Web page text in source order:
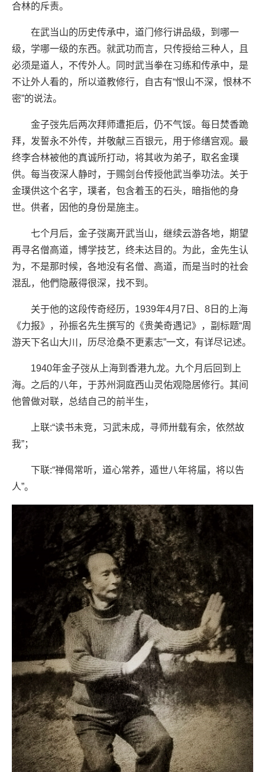
合林的斥责。
在武当山的历史传承中，道门修行讲品级，到哪一
级，学哪一级的东西。就武功而言，只传授给三种人，且
必须是道人，不传外人。同时武当拳在习练和传承中，是
不让外人看的，所以道教修行，自古有“恨山不深，恨林不
密”的说法。
金子弢先后两次拜师遭拒后，仍不气馁。每日焚香跪
拜，发誓永不外传，并敬献三百银元，用于修缮宫观。最
终李合林被他的真诚所打动，将其收为弟子，取名金璞
供。每当夜深人静时，于赐剑台传授他武当拳功法。关于
金璞供这个名字，璞者，包含着玉的石头，暗指他的身
世。供者，因他的身份是施主。
七个月后，金子弢离开武当山，继续云游各地，期望
再寻名僧高道，博学技艺，终未达目的。为此，金先生认
为，不是那时候，各地没有名僧、高道，而是当时的社会
混乱，他們隐蔽得很深，找不到。
关于他的这段传奇经历，1939年4月7日、8日的上海
《力报》，孙振名先生撰写的《贵美奇遇记》，副标题“周
游天下名山大川，历尽沧桑不更素志”一文，有详尽记述。
1940年金子弢从上海到香港九龙。九个月后回到上
海。之后的八年，于苏州洞庭西山灵佑观隐居修行。其间
他曾做对联，总结自己的前半生，
上联:“读书未竞，习武未成，寻师卅载有余，依然故
我”；
下联:“禅偈常听，道心常养，遁世八年将届，将以告
人”。